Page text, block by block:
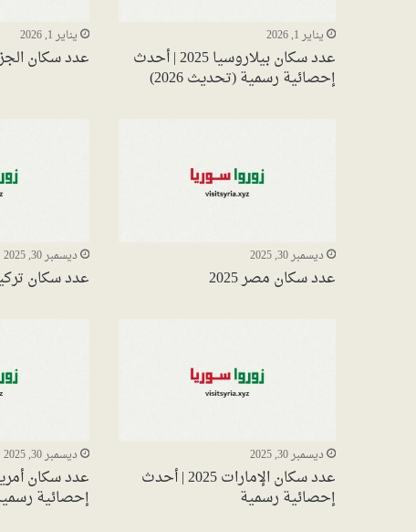
يناير 1, 2026
عدد سكان بيلاروسيا 2025 | أحدث
إحصائية رسمية (تحديث 2026)
يناير 1, 2026
عدد سكان
ديسمبر 30, 2025
عدد سكان مصر 2025
ديسمبر 30, 2025
عدد سكان تركيا
ديسمبر 30, 2025
عدد سكان الإمارات 2025 | أحدث
إحصائية رسمية
ديسمبر 30, 2025
إحصائية